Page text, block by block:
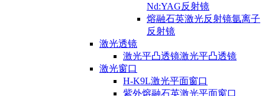
Nd:YAG反射镜
熔融石英激光反射镜氩离子
反射镜
激光透镜
激光平凸透镜激光平凸透镜
激光窗口
H-K9L激光平面窗口
紫外熔融石英激光平面窗口